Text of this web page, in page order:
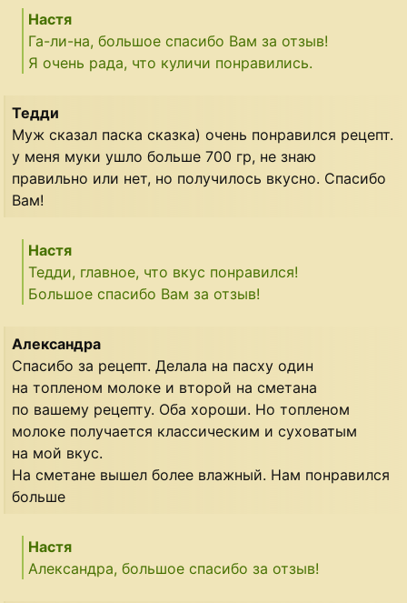
Настя
Га-ли-на, большое спасибо Вам за отзыв!
Я очень рада, что куличи понравились.
Тедди
Муж сказал паска сказка) очень понравился рецепт.
у меня муки ушло больше 700 гр, не знаю
правильно или нет, но получилось вкусно. Спасибо
Вам!
Настя
Тедди, главное, что вкус понравился!
Большое спасибо Вам за отзыв!
Александра
Спасибо за рецепт. Делала на пасху один
на топленом молоке и второй на сметана
по вашему рецепту. Оба хороши. Но топленом
молоке получается классическим и суховатым
на мой вкус.
На сметане вышел более влажный. Нам понравился
больше
Настя
Александра, большое спасибо за отзыв!